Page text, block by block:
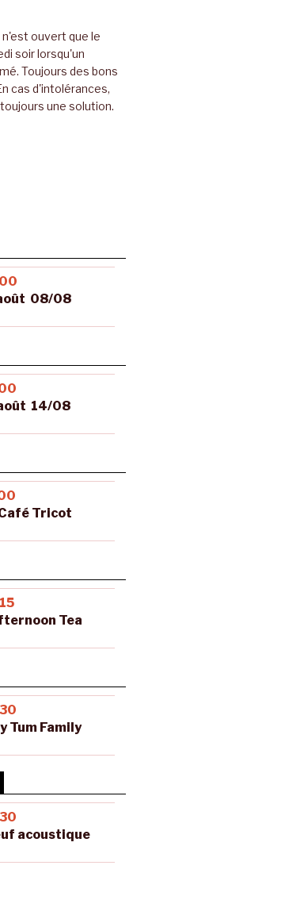
ouvert que le
soir lorsqu'un
Toujours des bons
cas d'intolérances,
une solution.
08/08
14/08
Café Tricot
Tea
Tum Family
acoustique